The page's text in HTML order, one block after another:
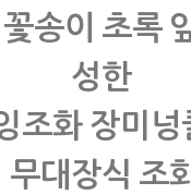
송이 초록
성한
조화 장미넝
무대장식 조